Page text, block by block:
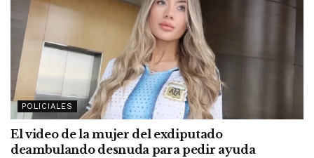
POLICIALES
El video de la mujer del exdiputado
deambulando desnuda para pedir ayuda